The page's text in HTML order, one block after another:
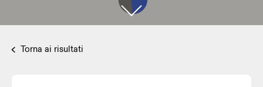
Torna ai risultati